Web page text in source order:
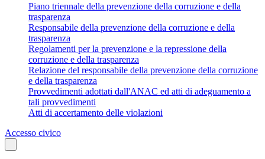
Piano triennale della prevenzione della corruzione e della
trasparenza
Responsabile della prevenzione della corruzione e della
trasparenza
Regolamenti per la prevenzione e la repressione della
corruzione e della trasparenza
Relazione del responsabile della prevenzione della corruzione
e della trasparenza
Provvedimenti adottati dall'ANAC ed atti di adeguamento a
tali provvedimenti
Atti di accertamento delle violazioni
Accesso civico